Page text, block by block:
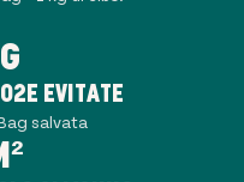
EVITATE
salvata